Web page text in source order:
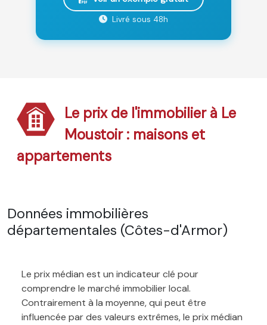
Livré sous 48h
Le prix de l'immobilier à Le
Moustoir : maisons et
appartements
Données immobilières
départementales (Côtes-d'Armor)
Le prix médian est un indicateur clé pour
comprendre le marché immobilier local.
Contrairement à la moyenne, qui peut être
influencée par des valeurs extrêmes, le prix médian